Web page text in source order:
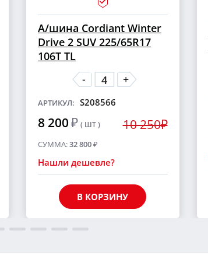
А/шина Cordiant Winter
Drive 2 SUV 225/65R17
106T TL
-
+
АРТИКУЛ: S208566
8 200₽ ( ШТ ) 10 250₽
СУММА:32 800₽
Нашли дешевле?
В КОРЗИНУ